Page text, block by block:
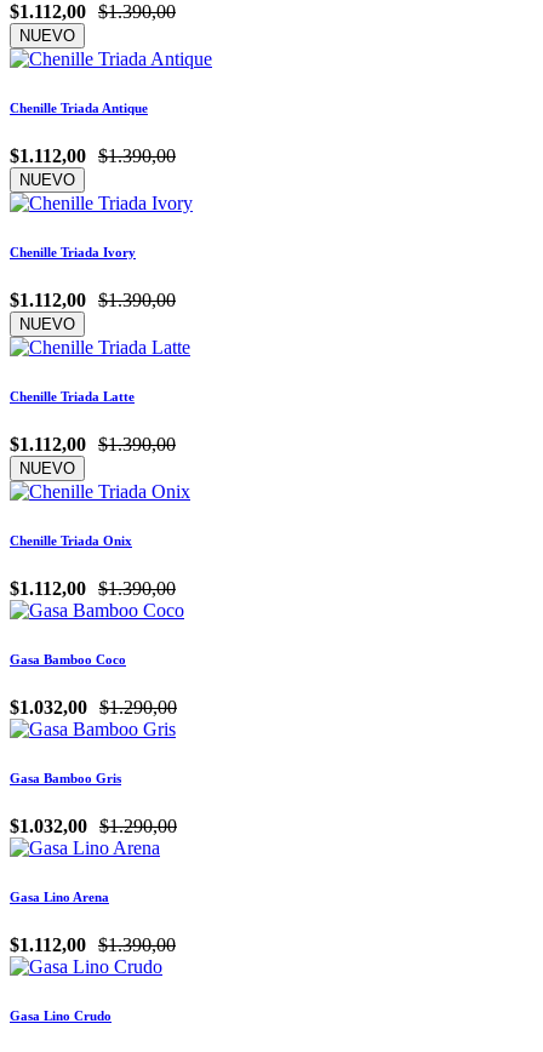
$1.112,00 $1.390,00
NUEVO
Chenille Triada Antique
$1.112,00 $1.390,00
NUEVO
Chenille Triada Ivory
$1.112,00 $1.390,00
NUEVO
Chenille Triada Latte
$1.112,00 $1.390,00
NUEVO
Chenille Triada Onix
$1.112,00 $1.390,00
Gasa Bamboo Coco
$1.032,00 $1.290,00
Gasa Bamboo Gris
$1.032,00 $1.290,00
Gasa Lino Arena
$1.112,00 $1.390,00
Gasa Lino Crudo